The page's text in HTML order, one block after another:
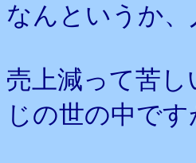
なんというか
売上減って苦
じの世の中です